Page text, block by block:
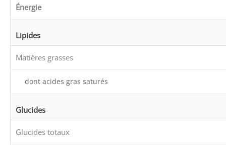
Énergie
Lipides
Matières grasses
dont acides gras saturés
Glucides
Glucides totaux